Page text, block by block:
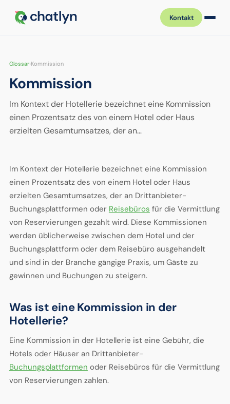
Kontakt
Glossar›Kommission
Kommission
Im Kontext der Hotellerie bezeichnet eine Kommission
einen Prozentsatz des von einem Hotel oder Haus
erzielten Gesamtumsatzes, der an…
Im Kontext der Hotellerie bezeichnet eine Kommission
einen Prozentsatz des von einem Hotel oder Haus
erzielten Gesamtumsatzes, der an Drittanbieter-
Buchungsplattformen oder Reisebüros für die Vermittlung
von Reservierungen gezahlt wird. Diese Kommissionen
werden üblicherweise zwischen dem Hotel und der
Buchungsplattform oder dem Reisebüro ausgehandelt
und sind in der Branche gängige Praxis, um Gäste zu
gewinnen und Buchungen zu steigern.
Was ist eine Kommission in der
Hotellerie?
Eine Kommission in der Hotellerie ist eine Gebühr, die
Hotels oder Häuser an Drittanbieter-
Buchungsplattformen oder Reisebüros für die Vermittlung
von Reservierungen zahlen.